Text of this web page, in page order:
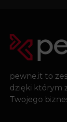
pewne.it to
dzięki którym
Twojego